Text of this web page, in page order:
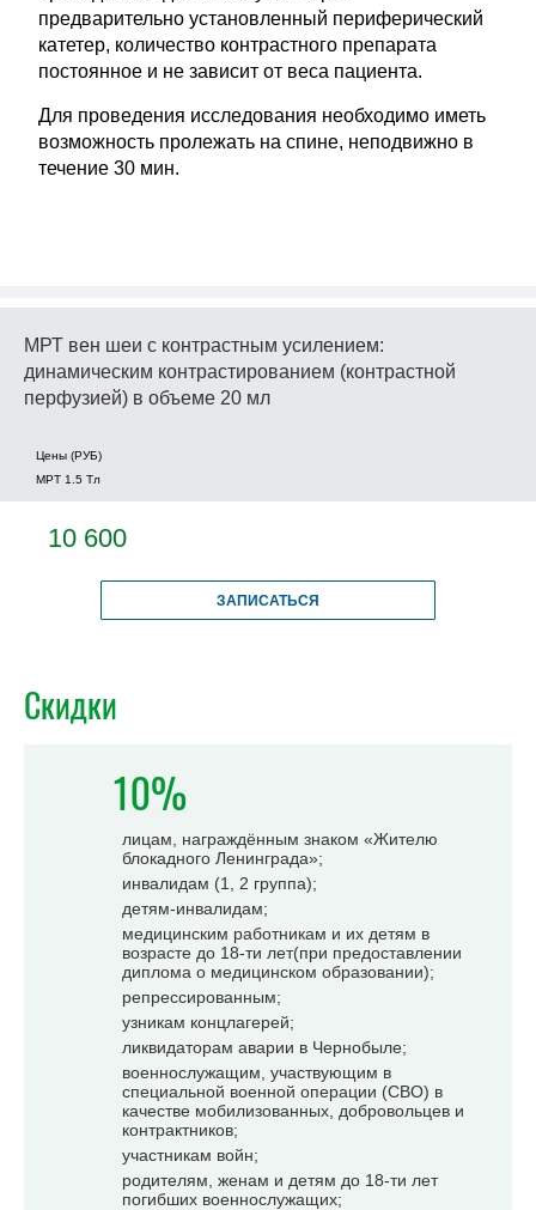
предварительно установленный периферический
катетер, количество контрастного препарата
постоянное и не зависит от веса пациента.
Для проведения исследования необходимо иметь
возможность пролежать на спине, неподвижно в
течение 30 мин.
МРТ вен шеи с контрастным усилением:
динамическим контрастированием (контрастной
перфузией) в объеме 20 мл
Цены (РУБ)
МРТ 1.5 Tл
10 600
ЗАПИСАТЬСЯ
Скидки
10%
лицам, награждённым знаком «Жителю
блокадного Ленинграда»;
инвалидам (1, 2 группа);
детям-инвалидам;
медицинским работникам и их детям в
возрасте до 18-ти лет(при предоставлении
диплома о медицинском образовании);
репрессированным;
узникам концлагерей;
ликвидаторам аварии в Чернобыле;
военнослужащим, участвующим в
специальной военной операции (СВО) в
качестве мобилизованных, добровольцев и
контрактников;
участникам войн;
родителям, женам и детям до 18-ти лет
погибших военнослужащих;